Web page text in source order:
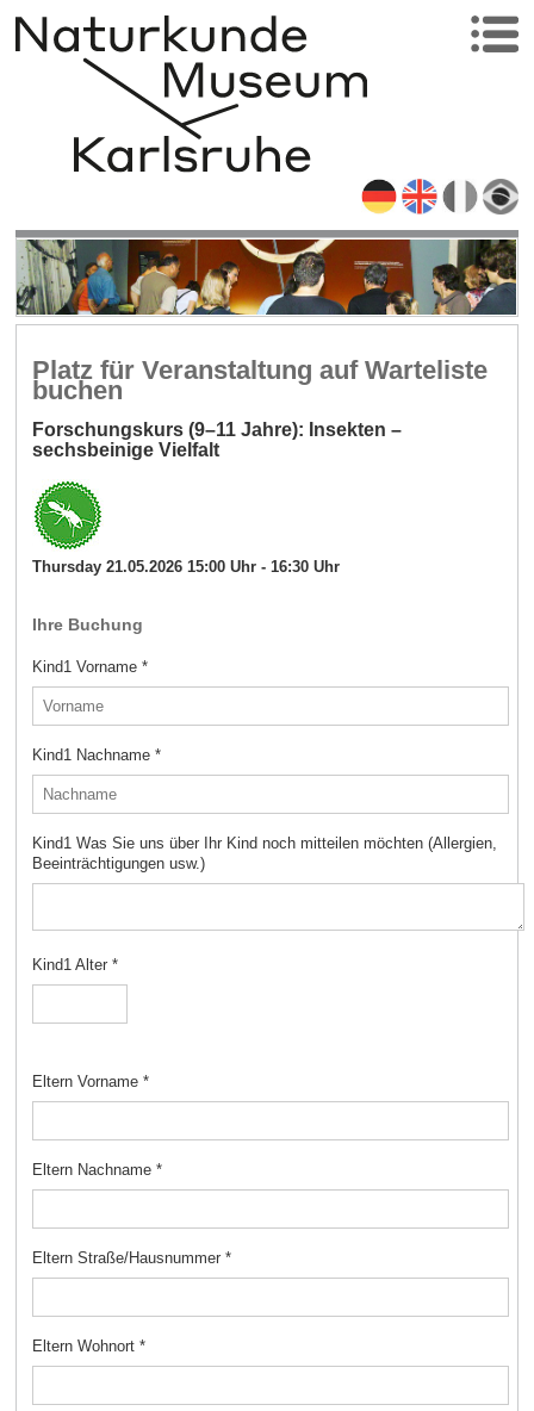
Platz für Veranstaltung auf Warteliste
buchen
Forschungskurs (9–11 Jahre): Insekten –
sechsbeinige Vielfalt
Thursday 21.05.2026 15:00 Uhr - 16:30 Uhr
Ihre Buchung
Kind1 Vorname *
Kind1 Nachname *
Kind1 Was Sie uns über Ihr Kind noch mitteilen möchten (Allergien,
Beeinträchtigungen usw.)
Kind1 Alter *
Eltern Vorname *
Eltern Nachname *
Eltern Straße/Hausnummer *
Eltern Wohnort *